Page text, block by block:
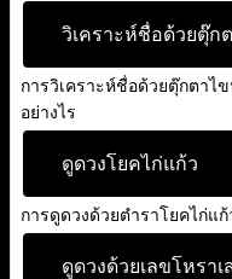
วิเคราะห์ชื่อด้วยตุ๊ก
การวิเคราะห์ชื่อด้วยตุ๊กตา
อย่างไร
ดูดวงโยคไก่แก้ว
การดูดวงด้วยตำราโยคไก่แ
ดูดวงด้วยเลขโหราเ